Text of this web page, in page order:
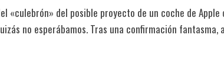
«culebrón» del posible proyecto de un coche de Apple
no esperábamos. Tras una confirmación